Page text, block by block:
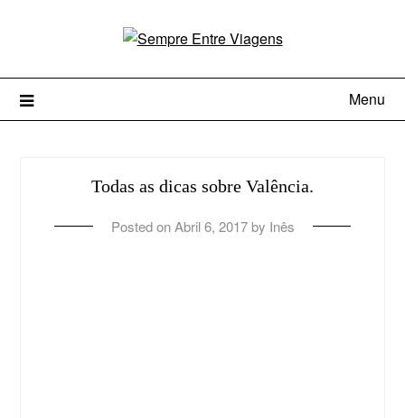
Menu
Todas as dicas sobre Valência.
Posted onAbril 6, 2017by Inês